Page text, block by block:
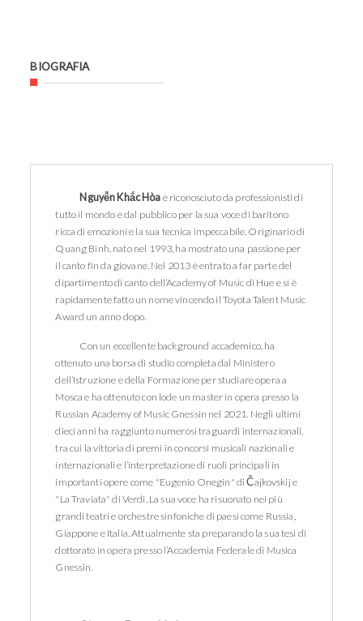
BIOGRAFIA
Nguyễn Khắc Hòa è riconosciuto da professionisti di
tutto il mondo e dal pubblico per la sua voce di baritono
ricca di emozioni e la sua tecnica impeccabile. Originario di
Quang Binh, nato nel 1993, ha mostrato una passione per
il canto fin da giovane. Nel 2013 è entrato a far parte del
dipartimento di canto dell’Academy of Music di Hue e si è
rapidamente fatto un nome vincendo il Toyota Talent Music
Award un anno dopo.
Con un eccellente background accademico, ha
ottenuto una borsa di studio completa dal Ministero
dell’Istruzione e della Formazione per studiare opera a
Mosca e ha ottenuto con lode un master in opera presso la
Russian Academy of Music Gnessin nel 2021. Negli ultimi
dieci anni ha raggiunto numerosi traguardi internazionali,
tra cui la vittoria di premi in concorsi musicali nazionali e
internazionali e l’interpretazione di ruoli principali in
importanti opere come "Eugenio Onegin" di Čajkovskij e
"La Traviata" di Verdi. La sua voce ha risuonato nei più
grandi teatri e orchestre sinfoniche di paesi come Russia,
Giappone e Italia. Attualmente sta preparando la sua tesi di
dottorato in opera presso l’Accademia Federale di Musica
Gnessin.